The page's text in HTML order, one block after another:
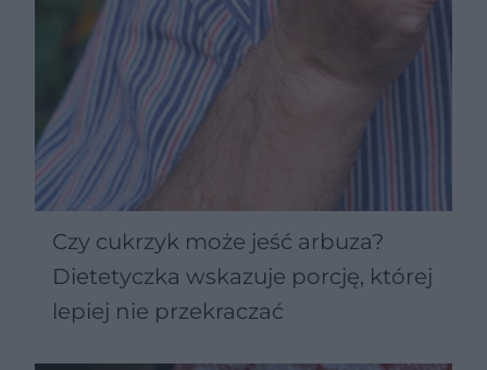
Czy cukrzyk może jeść arbuza?
Dietetyczka wskazuje porcję, której
lepiej nie przekraczać